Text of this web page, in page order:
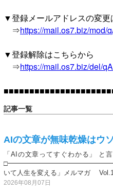
▼登録メールアドレスの変更
⇒https://mail.os7.biz/mod/
▼登録解除はこちらから
⇒https://mail.os7.biz/del/
記事一覧
AIの文章が無味乾燥はウ
「AIの文章ってすぐわかる」 と
□━━━━━━━━━━━━━━━━━━
いて人生を変える」メルマガ
2026年08月07日